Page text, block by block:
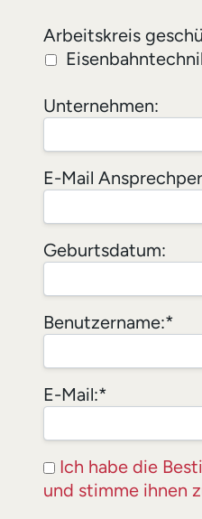
Arbeitskreis
Arbeitskreis
Unternehmen:
E-Mail
Geburtsdatum:
Benutzername:*
E-Mail:*
Ich habe die
und stimme ihnen